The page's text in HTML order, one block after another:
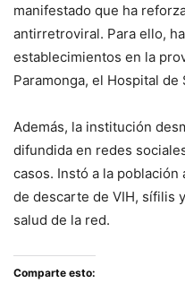
manifestado que ha
antirretroviral. Para ello,
establecimientos en la
Paramonga, el Hospital
Además, la institución
difundida en redes
casos. Instó a la
de descarte de VIH, sífilis
salud de la red.
Comparte esto: